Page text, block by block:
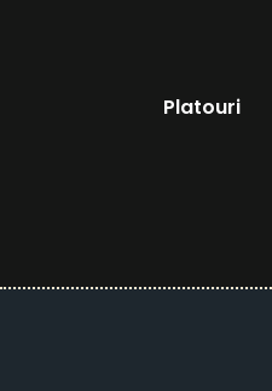
Platouri